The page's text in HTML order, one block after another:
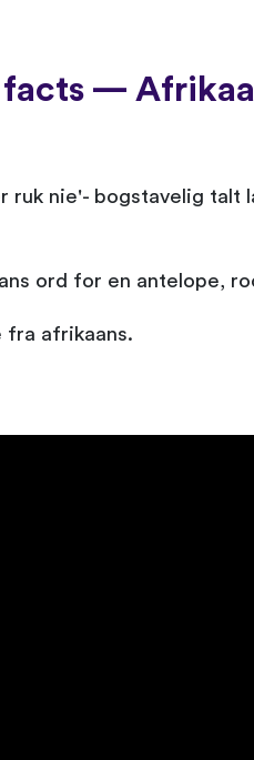
facts —
ruk nie'- bogstavelig
ord for en antelope,
fra afrikaans.